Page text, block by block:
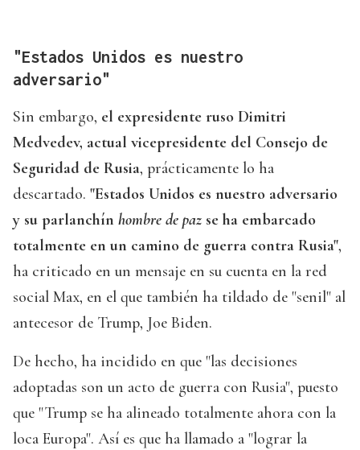
"Estados Unidos es nuestro
adversario"
Sin embargo, el expresidente ruso Dimitri
Medvedev, actual vicepresidente del Consejo de
Seguridad de Rusia, prácticamente lo ha
descartado. "Estados Unidos es nuestro adversario
y su parlanchín hombre de paz se ha embarcado
totalmente en un camino de guerra contra Rusia",
ha criticado en un mensaje en su cuenta en la red
social Max, en el que también ha tildado de "senil" al
antecesor de Trump, Joe Biden.
De hecho, ha incidido en que "las decisiones
adoptadas son un acto de guerra con Rusia", puesto
que "Trump se ha alineado totalmente ahora con la
loca Europa". Así es que ha llamado a "lograr la